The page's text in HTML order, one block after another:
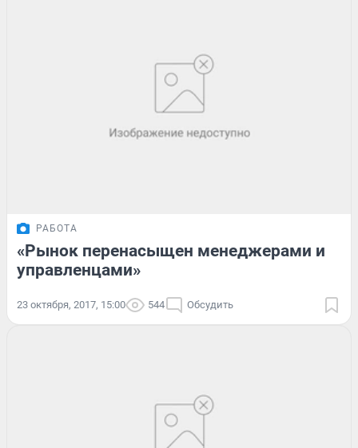
РАБОТА
«Рынок перенасыщен менеджерами и
управленцами»
23 октября, 2017, 15:00 544 Обсудить